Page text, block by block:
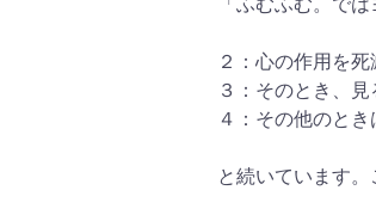
「ふむふむ。で
２：心の作用を死
３：そのとき、
４：その他のと
と続いています。